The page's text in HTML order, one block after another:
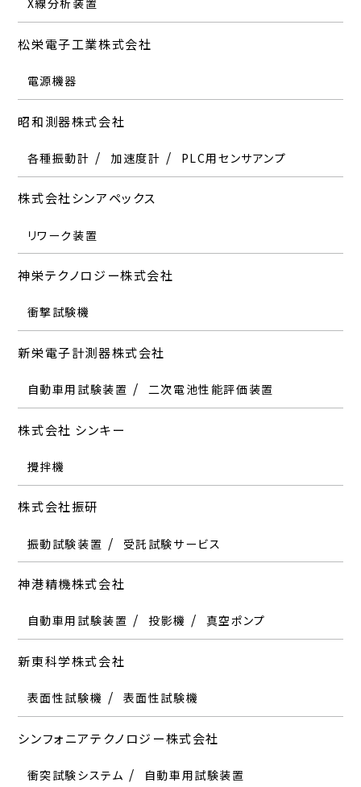
X線分析装置
松栄電子工業株式会社
電源機器
昭和測器株式会社
各種振動計 加速度計 PLC用センサアンプ
株式会社シンアペックス
リワーク装置
神栄テクノロジー株式会社
衝撃試験機
新栄電子計測器株式会社
自動車用試験装置 二次電池性能評価装置
株式会社 シンキー
攪拌機
株式会社振研
振動試験装置 受託試験サービス
神港精機株式会社
自動車用試験装置 投影機 真空ポンプ
新東科学株式会社
表面性試験機 表面性試験機
シンフォニアテクノロジー株式会社
衝突試験システム 自動車用試験装置